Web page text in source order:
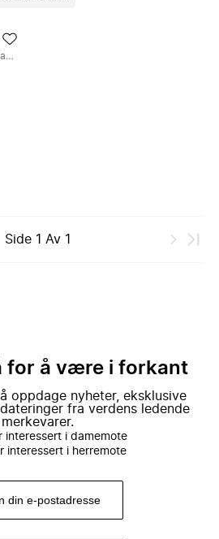
Ull- og lyocellblanding pyjamas
Side 1 Av 1
for å være i forkant
oppdage nyheter, eksklusive
fra verdens ledende
merkevarer.
interessert i damemote
interessert i herremote